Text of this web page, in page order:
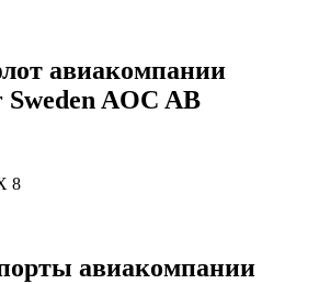
авиакомпании
AOC AB
8
авиакомпании